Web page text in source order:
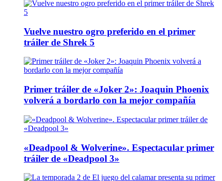
Vuelve nuestro ogro preferido en el primer
tráiler de Shrek 5
Primer tráiler de «Joker 2»: Joaquin Phoenix
volverá a bordarlo con la mejor compañía
«Deadpool & Wolverine». Espectacular primer
tráiler de «Deadpool 3»